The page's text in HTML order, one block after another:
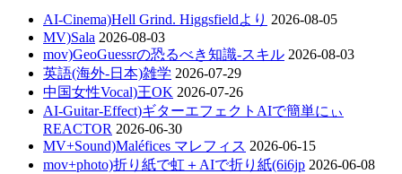
AI-Cinema)Hell Grind. Higgsfieldより 2026-08-05
MV)Sala 2026-08-03
mov)GeoGuessrの恐るべき知識-スキル 2026-08-03
英語(海外-日本)雑学 2026-07-29
中国女性Vocal)王OK 2026-07-26
AI-Guitar-Effect)ギターエフェクトAIで簡単にぃ
REACTOR 2026-06-30
MV+Sound)Maléfices マレフィス 2026-06-15
mov+photo)折り紙で虹＋AIで折り紙(6i6jp 2026-06-08